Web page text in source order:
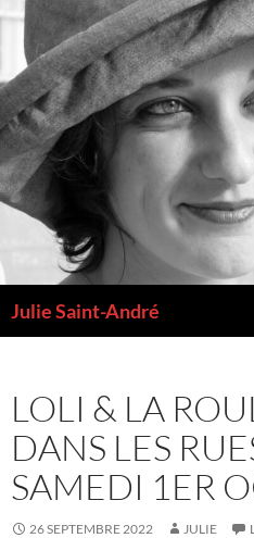
Aller
contenu
Julie Saint-André
LOLI & LA
DANS LES
SAMEDI 1ER
26 SEPTEMBRE 2022 JULIE